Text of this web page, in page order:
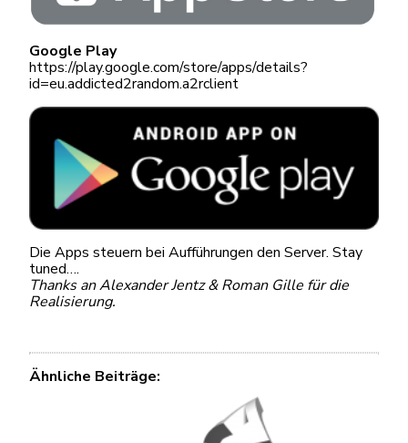
Google Play
https://play.google.com/store/apps/details?
id=eu.addicted2random.a2rclient
Die Apps steuern bei Aufführungen den Server. Stay
tuned….
Thanks an Alexander Jentz & Roman Gille für die
Realisierung.
Ähnliche Beiträge: